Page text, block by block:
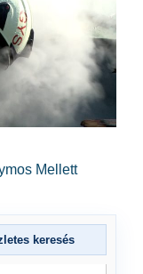
Mellett
keresés